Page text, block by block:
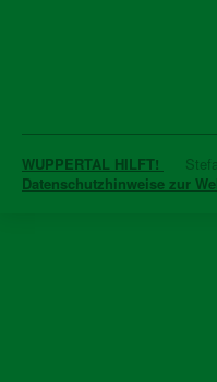
WUPPERTAL HILFT!
Datenschutzhinweise zur